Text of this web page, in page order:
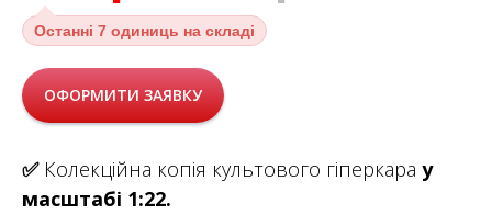
Останні 7 одиниць на складі
ОФОРМИТИ ЗАЯВКУ
✅Колекційна копія культового гіперкара у
масштабі 1:22.